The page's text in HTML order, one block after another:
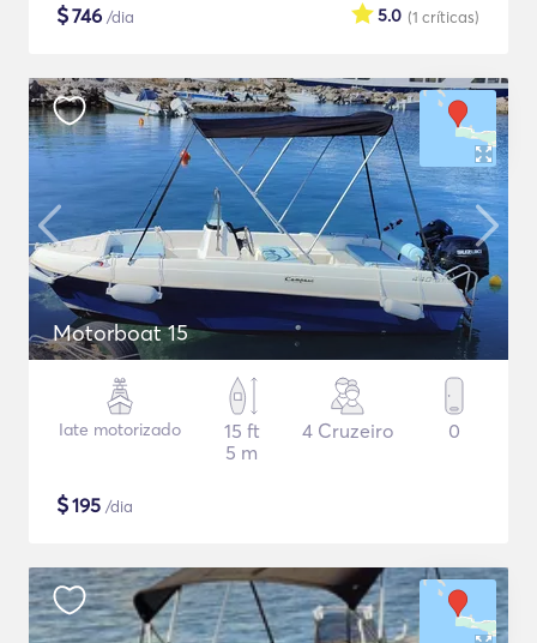
$746 /dia (1 críticas)
5.0
Motorboat 15
Iate motorizado
15 ft
5 m
4 Cruzeiro 0
$195 /dia